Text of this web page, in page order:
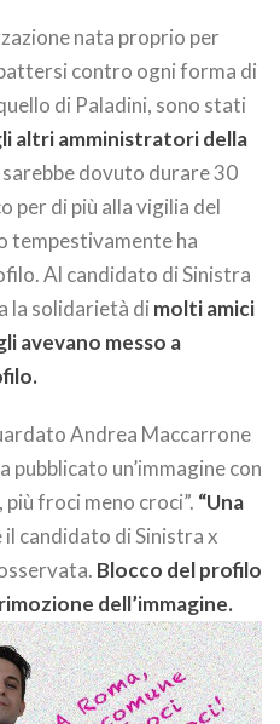
nata proprio per
contro ogni forma di
di Paladini, sono stati
altri amministratori della
sarebbe dovuto durare 30
per di più alla vigilia del
tempestivamente ha
Al candidato di Sinistra
la solidarietà di molti amici
avevano messo a
Andrea Maccarrone
pubblicato un’immagine con
froci meno croci”. “Una
il candidato di Sinistra x
Blocco del profilo
dell’immagine.